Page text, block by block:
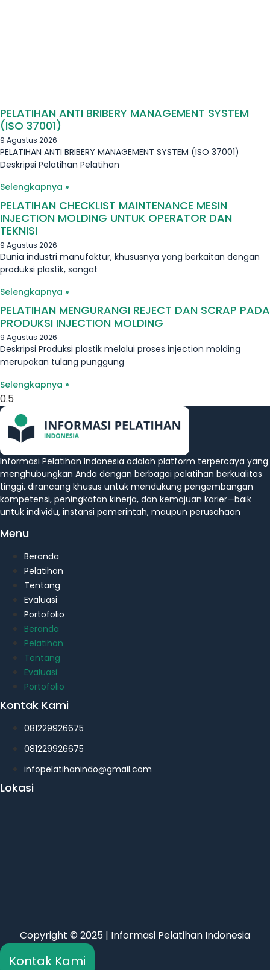
PELATIHAN ANTI BRIBERY MANAGEMENT SYSTEM
(ISO 37001)
9 Agustus 2026
PELATIHAN ANTI BRIBERY MANAGEMENT SYSTEM (ISO 37001)
Deskripsi Pelatihan Pelatihan
Selengkapnya »
PELATIHAN CHECKLIST MAINTENANCE MESIN
INJECTION MOLDING UNTUK OPERATOR DAN
TEKNISI
9 Agustus 2026
Dunia industri manufaktur, khususnya yang berkaitan dengan
produksi plastik, sangat
Selengkapnya »
PELATIHAN MENGURANGI REJECT DAN SCRAP PADA
PRODUKSI INJECTION MOLDING
9 Agustus 2026
Deskripsi Produksi plastik melalui proses injection molding
merupakan tulang punggung
Selengkapnya »
Informasi Pelatihan Indonesia adalah platform terpercaya yang
menghubungkan Anda dengan berbagai pelatihan berkualitas
tinggi, dirancang khusus untuk mendukung pengembangan
kompetensi, peningkatan kinerja, dan kemajuan karier—baik
untuk individu, instansi pemerintah, maupun perusahaan
Menu
Beranda
Pelatihan
Tentang
Evaluasi
Portofolio
Beranda
Pelatihan
Tentang
Evaluasi
Portofolio
Kontak Kami
081229926675
081229926675
infopelatihanindo@gmail.com
Lokasi
Copyright © 2025 | Informasi Pelatihan Indonesia
Kontak Kami